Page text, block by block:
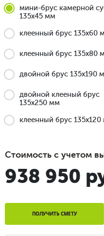
мини-брус камерной
135x45 мм
клеенный брус 135x60
клеенный брус 135x80
двойной брус 135x190
двойной клееный брус
135x250 мм
клеенный брус
Стоимость с учетом
938 950
ПОЛУЧИТЬ СМЕТУ